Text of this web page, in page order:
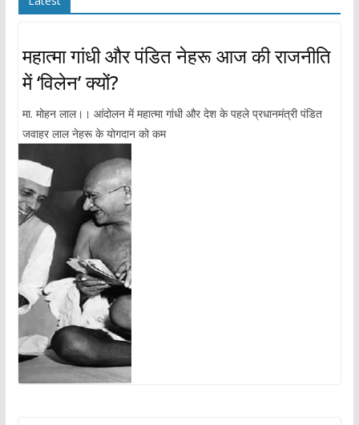
महात्मा गांधी और पंडित नेहरू आज की राजनीति
में ‘विलेन’ क्यों?
मा. मोहन लाल।। आंदोलन में महात्मा गांधी और देश के पहले प्रधानमंत्री पंडित
जवाहर लाल नेहरू के योगदान को कम